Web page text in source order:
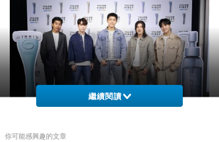
(由左至右)A-Che、咪咪蛋、王ADEN、奇軒、許
繼續閱讀
你可能感興趣的文章